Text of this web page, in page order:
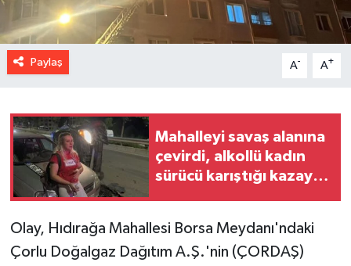
Paylaş A- A+
Mahalleyi savaş alanına
çevirdi, alkollü kadın
sürücü karıştığı kazayı
Olay, Hıdırağa Mahallesi Borsa Meydanı'ndaki
Çorlu Doğalgaz Dağıtım A.Ş.'nin (ÇORDAŞ)